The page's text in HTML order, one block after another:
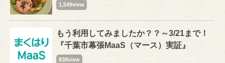
1,549view
もう利用してみましたか？？～3/21まで！
『千葉市幕張MaaS（マース）実証』
838view